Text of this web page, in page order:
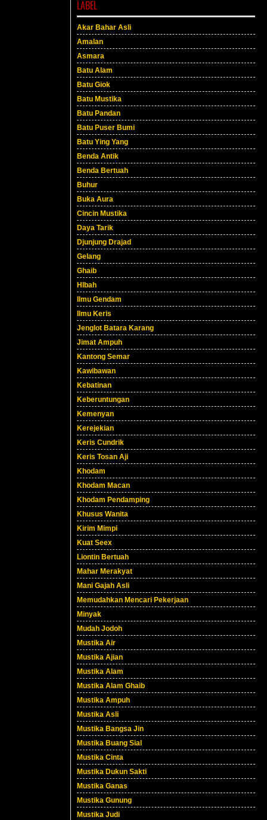
LABEL
Akar Bahar Asli
Amalan
Asmara
Batu Alam
Batu Giok
Batu Mustika
Batu Pandan
Batu Puser Bumi
Batu Ying Yang
Benda Antik
Benda Bertuah
Buhur
Buka Aura
Cincin Mustika
Daya Tarik
Djunjung Drajad
Gelang
Ghaib
HIbah
Ilmu Gendam
Ilmu Keris
Jenglot Batara Karang
Jimat Ampuh
Kantong Semar
Kawibawan
Kebatinan
Keberuntungan
Kemenyan
Kerejekian
Keris Cundrik
Keris Tosan Aji
Khodam
Khodam Macan
Khodam Pendamping
Khusus Wanita
Kirim Mimpi
Kuat Seex
Liontin Bertuah
Mahar Merakyat
Mani Gajah Asli
Memudahkan Mencari Pekerjaan
Minyak
Mudah Jodoh
Mustika Air
Mustika Ajian
Mustika Alam
Mustika Alam Ghaib
Mustika Ampuh
Mustika Asli
Mustika Bangsa Jin
Mustika Buang Sial
Mustika Cinta
Mustika Dukun Sakti
Mustika Ganas
Mustika Gunung
Mustika Judi